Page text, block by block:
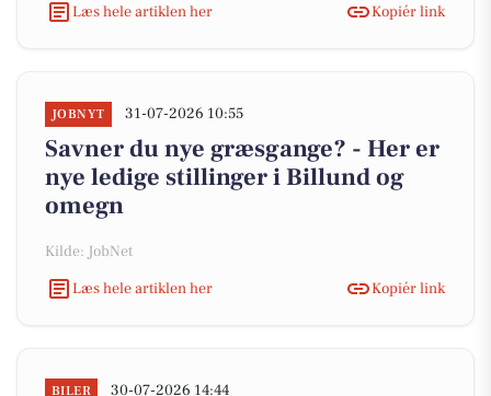
Læs hele artiklen her
Kopiér link
JOBNYT 31-07-2026 10:55
Savner du nye græsgange? - Her er
nye ledige stillinger i Billund og
omegn
Kilde: JobNet
Læs hele artiklen her
Kopiér link
BILER 30-07-2026 14:44